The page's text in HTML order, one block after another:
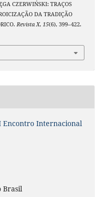
CZERWIŃSKI: TRAÇOS
DA TRADIÇÃO
Revista X, 15(6), 399–422.
Encontro Internacional
Brasil